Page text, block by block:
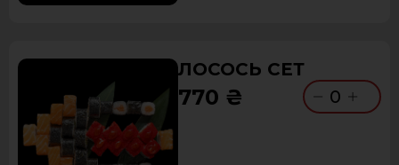
ЛОСОСЬ СЕТ
770 ₴ 0